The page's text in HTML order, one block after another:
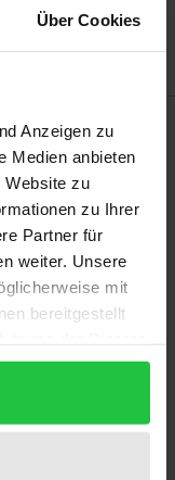
Über Cookies
Anzeigen zu
Medien anbieten
Website zu
zu Ihrer
Partner für
weiter. Unsere
mit
bereitgestellt
challenges
era. Will
the
What are the
for Biden in
international
partisan
relations